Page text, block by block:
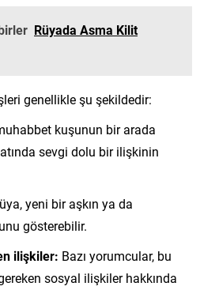
Rüyada Asma Kilit
genellikle şu şekildedir:
kuşunun bir arada
sevgi dolu bir ilişkinin
yeni bir aşkın ya da
gösterebilir.
ilişkiler: Bazı yorumcular, bu
sosyal ilişkiler hakkında